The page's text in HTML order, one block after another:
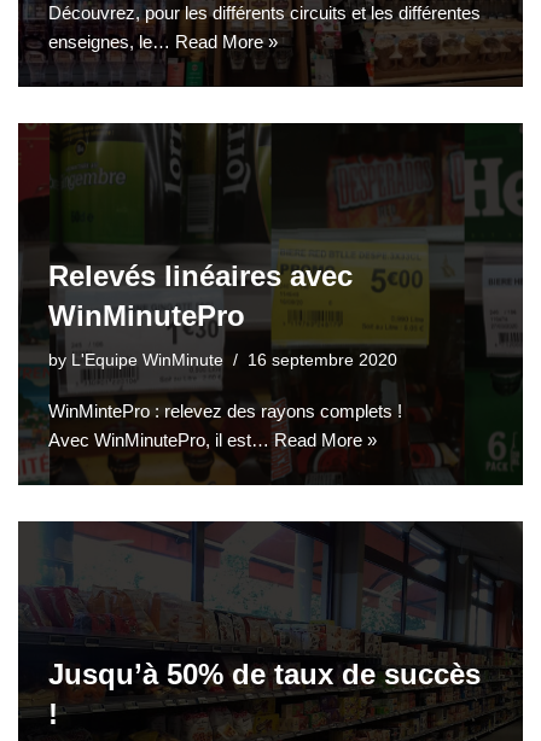
Découvrez, pour les différents circuits et les différentes
enseignes, le… Read More »
Relevés linéaires avec
WinMinutePro
by L'Equipe WinMinute 16 septembre 2020
WinMintePro : relevez des rayons complets !
Avec WinMinutePro, il est…Read More »
Jusqu’à 50% de taux de succès
!